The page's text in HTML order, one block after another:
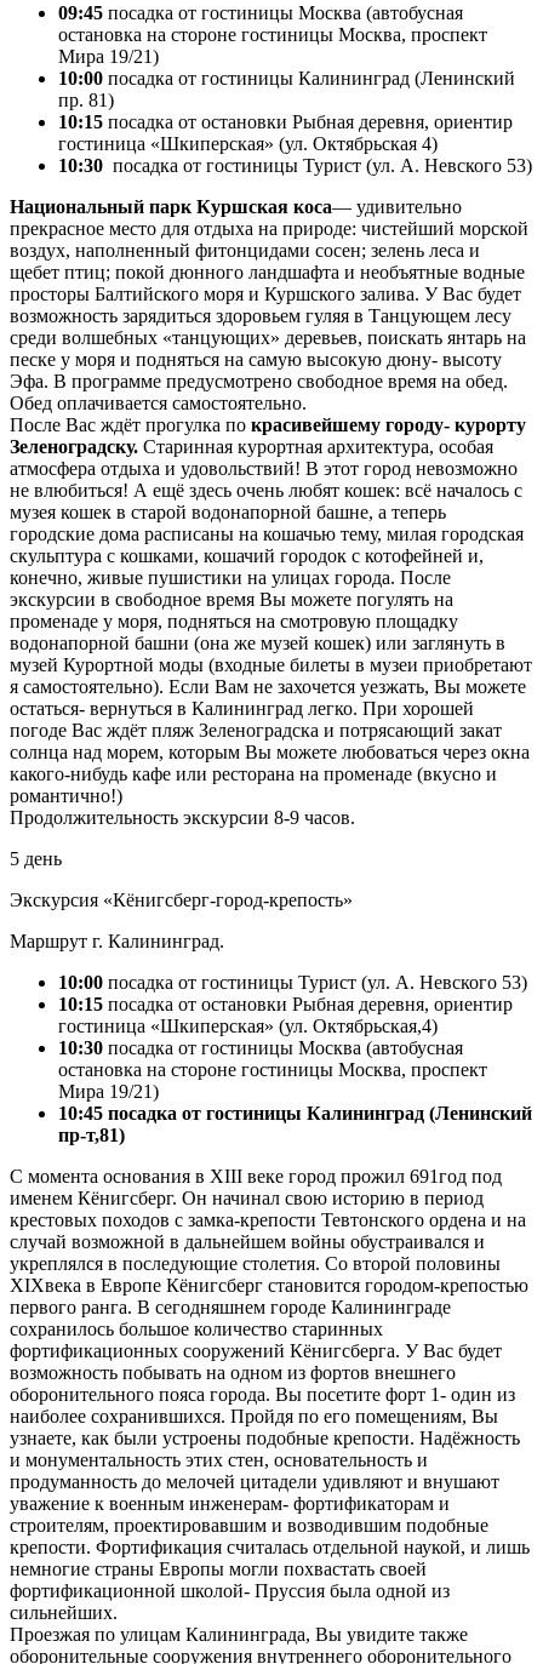
09:45 посадка от гостиницы Москва (автобусная
остановка на стороне гостиницы Москва, проспект
Мира 19/21)
10:00 посадка от гостиницы Калининград (Ленинский
пр. 81)
10:15 посадка от остановки Рыбная деревня, ориентир
гостиница «Шкиперская» (ул. Октябрьская 4)
10:30 посадка от гостиницы Турист (ул. А. Невского 53)
Национальный парк Куршская коса— удивительно
прекрасное место для отдыха на природе: чистейший морской
воздух, наполненный фитонцидами сосен; зелень леса и
щебет птиц; покой дюнного ландшафта и необъятные водные
просторы Балтийского моря и Куршского залива. У Вас будет
возможность зарядиться здоровьем гуляя в Танцующем лесу
среди волшебных «танцующих» деревьев, поискать янтарь на
песке у моря и подняться на самую высокую дюну- высоту
Эфа. В программе предусмотрено свободное время на обед.
Обед оплачивается самостоятельно.
После Вас ждёт прогулка по красивейшему городу- курорту
Зеленоградску. Старинная курортная архитектура, особая
атмосфера отдыха и удовольствий! В этот город невозможно
не влюбиться! А ещё здесь очень любят кошек: всё началось с
музея кошек в старой водонапорной башне, а теперь
городские дома расписаны на кошачью тему, милая городская
скульптура с кошками, кошачий городок с котофейней и,
конечно, живые пушистики на улицах города. После
экскурсии в свободное время Вы можете погулять на
променаде у моря, подняться на смотровую площадку
водонапорной башни (она же музей кошек) или заглянуть в
музей Курортной моды (входные билеты в музеи приобретают
я самостоятельно). Если Вам не захочется уезжать, Вы можете
остаться- вернуться в Калининград легко. При хорошей
погоде Вас ждёт пляж Зеленоградска и потрясающий закат
солнца над морем, которым Вы можете любоваться через окна
какого-нибудь кафе или ресторана на променаде (вкусно и
романтично!)
Продолжительность экскурсии 8-9 часов.
5 день
Экскурсия «Кёнигсберг-город-крепость»
Маршрут г. Калининград.
10:00 посадка от гостиницы Турист (ул. А. Невского 53)
10:15 посадка от остановки Рыбная деревня, ориентир
гостиница «Шкиперская» (ул. Октябрьская,4)
10:30 посадка от гостиницы Москва (автобусная
остановка на стороне гостиницы Москва, проспект
Мира 19/21)
10:45 посадка от гостиницы Калининград (Ленинский
пр-т,81)
С момента основания в XIII веке город прожил 691год под
именем Кёнигсберг. Он начинал свою историю в период
крестовых походов с замка-крепости Тевтонского ордена и на
случай возможной в дальнейшем войны обустраивался и
укреплялся в последующие столетия. Со второй половины
XIXвека в Европе Кёнигсберг становится городом-крепостью
первого ранга. В сегодняшнем городе Калининграде
сохранилось большое количество старинных
фортификационных сооружений Кёнигсберга. У Вас будет
возможность побывать на одном из фортов внешнего
оборонительного пояса города. Вы посетите форт 1- один из
наиболее сохранившихся. Пройдя по его помещениям, Вы
узнаете, как были устроены подобные крепости. Надёжность
и монументальность этих стен, основательность и
продуманность до мелочей цитадели удивляют и внушают
уважение к военным инженерам- фортификаторам и
строителям, проектировавшим и возводившим подобные
крепости. Фортификация считалась отдельной наукой, и лишь
немногие страны Европы могли похвастать своей
фортификационной школой- Пруссия была одной из
сильнейших.
Проезжая по улицам Калининграда, Вы увидите также
оборонительные сооружения внутреннего оборонительного